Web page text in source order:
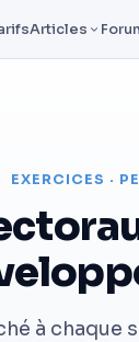
Articles
EXERCICES ·
à chaque